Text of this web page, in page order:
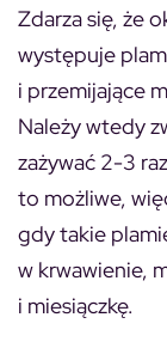
Zdarza się, że
występuje
i przemijające
Należy wtedy
zażywać 2-3
to możliwe,
gdy takie
w krwawienie,
i miesiączkę.